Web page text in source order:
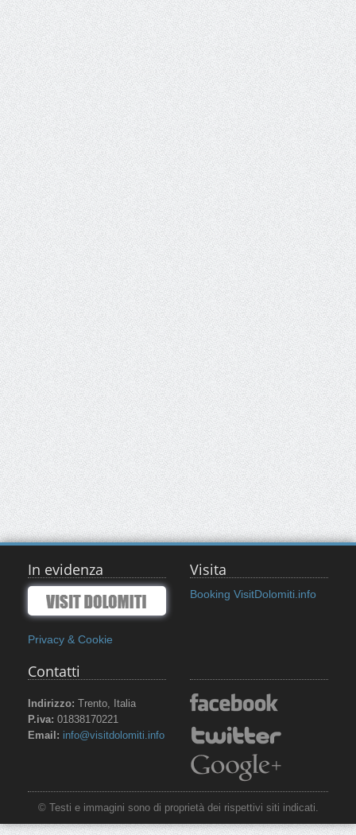
In evidenza
Privacy & Cookie
Visita
Booking VisitDolomiti.info
Contatti
Indirizzo: Trento, Italia
P.iva: 01838170221
Email: info@visitdolomiti.info
© Testi e immagini sono di proprietà dei rispettivi siti indicati.